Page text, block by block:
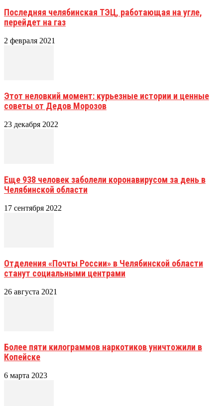
Последняя челябинская ТЭЦ, работающая на угле,
перейдет на газ
2 февраля 2021
Этот неловкий момент: курьезные истории и ценные
советы от Дедов Морозов
23 декабря 2022
Еще 938 человек заболели коронавирусом за день в
Челябинской области
17 сентября 2022
Отделения «Почты России» в Челябинской области
станут социальными центрами
26 августа 2021
Более пяти килограммов наркотиков уничтожили в
Копейске
6 марта 2023